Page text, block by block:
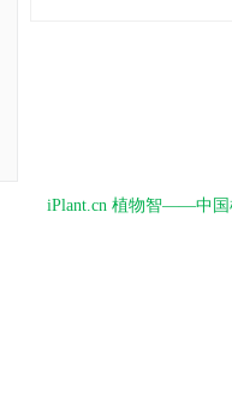
iPlant.cn 植物智——中国